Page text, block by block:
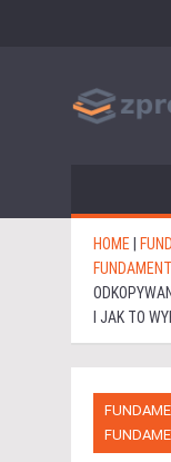
HOME
I JAK TO